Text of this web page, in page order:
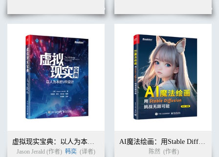
16.8.1 导入基本包及读取数据集 619
16.8.2 图像输入 619
16.8.3 卷积层Conv1的实现 619
16.8.4 PrimaryCaps层的实现 620
16.8.5 全连接层 622
16.8.6 路由协议算法 628
16.8.7 估计实体出现的概率 630
16.8.8 损失函数的实现 631
16.8.9 额外设置 639
16.8.10 训练和评估 640
16.8.11 运行结果 643
16.9 本章小结 644
16.11 深度学习美在何处 646
参考资料 647
虚拟现实宝典：以人为本的VR设计
Jason Jerald (作者) 韩奕 (译者)
AI魔法绘画：用Stable Diffusion挑战无限可能
陈然 (作者)